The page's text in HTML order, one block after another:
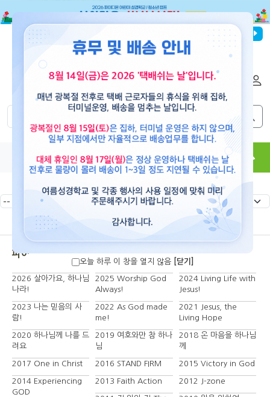
파이디온선교회
도서 뮤직 용품 현수막 콘텐츠
파이디온 청소년캠프
2026 살아가요, 하나님
나라!
2025 Worship God
Always!
2024 Living Life with
Jesus!
2023 나는 믿음의 사
람!
2022 As God made
me!
2021 Jesus, the
Living Hope
2020 하나님께 나를 드
려요
2019 여호와만 참 하나
님
2018 온 마음을 하나님
께
2017 One in Christ 2016 STAND FIRM 2015 Victory in God
2014 Experiencing
GOD
2013 Faith Action 2012 J-zone
오늘 하루 이 창을 열지 않음 [닫기]